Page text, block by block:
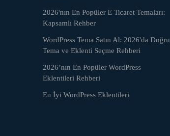
2026'nın En Popüler E Ticaret Temaları:
Kapsamlı Rehber
WordPress Tema Satın Al: 2026'da Doğru
Tema ve Eklenti Seçme Rehberi
2026’nın En Popüler WordPress
Eklentileri Rehberi
En İyi WordPress Eklentileri